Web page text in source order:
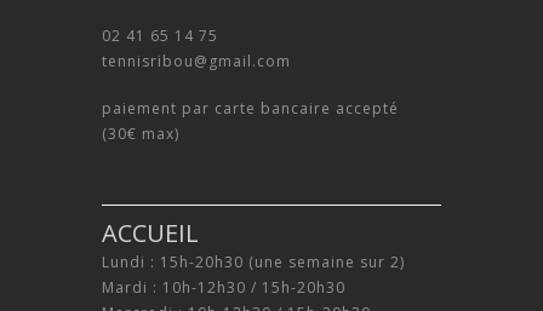
02 41 65 14 75
tennisribou@gmail.com
paiement par carte bancaire accepté
(30€ max)
ACCUEIL
Lundi : 15h-20h30 (une semaine sur 2)
Mardi : 10h-12h30 / 15h-20h30